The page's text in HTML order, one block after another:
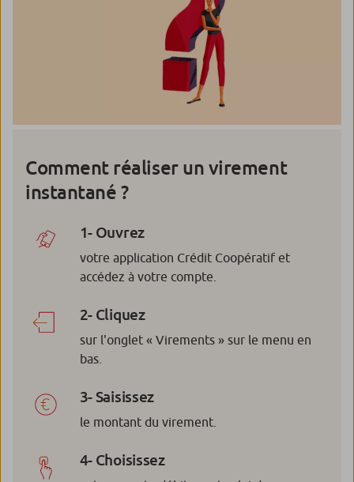
Comment réaliser un virement
instantané ?
1- Ouvrez
votre application Crédit Coopératif et
accédez à votre compte.
2- Cliquez
sur l'onglet « Virements » sur le menu en
bas.
3- Saisissez
le montant du virement.
4- Choisissez